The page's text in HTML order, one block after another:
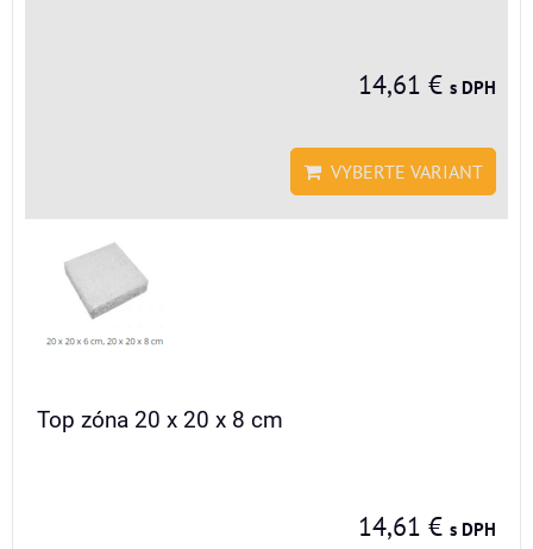
14,61 € s DPH
VYBERTE VARIANT
Top zóna 20 x 20 x 8 cm
14,61 € s DPH